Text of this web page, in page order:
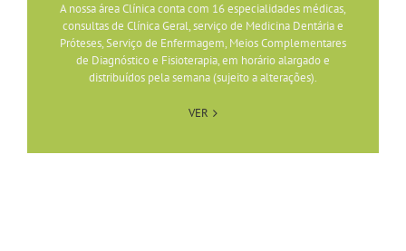
A nossa área Clínica conta com 16 especialidades médicas,
consultas de Clínica Geral, serviço de Medicina Dentária e
Próteses, Serviço de Enfermagem, Meios Complementares
de Diagnóstico e Fisioterapia, em horário alargado e
distribuídos pela semana (sujeito a alterações).
VER